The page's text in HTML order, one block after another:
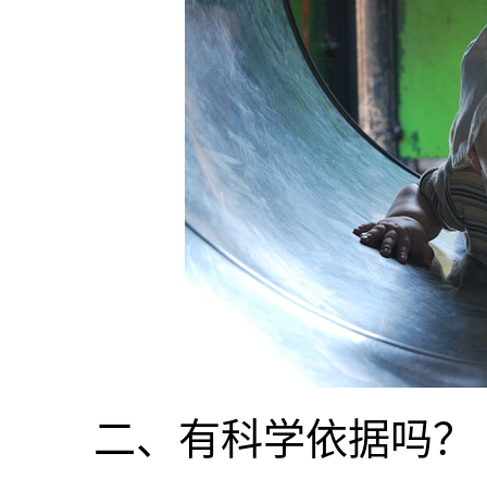
二、有科学依据吗？